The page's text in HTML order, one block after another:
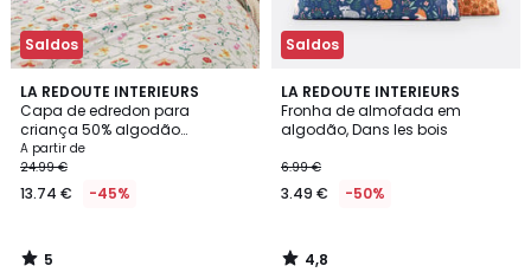
Saldos
LA REDOUTE INTERIEURS
Capa de edredon para
criança 50% algodão
reciclado, Emily
A partir de
24.99 €
13.74 € -45%
5
/
5
5
/
Saldos
LA REDOUTE INTERIEURS
Fronha de almofada em
algodão, Dans les bois
6.99 €
3.49 € -50%
4,8
/ 5
4,8
/